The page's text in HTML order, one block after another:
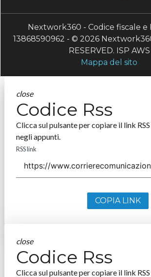
Nextwork360 - Codice fiscale e
13868590962 - © 2026
RESERVED. ISP AWS
Mappa del sito
close
Codice Rss
Clicca sul pulsante per copiare il link RSS
negli appunti.
RSS link
COPIA LINK
close
Codice Rss
Clicca sul pulsante per copiare il link RSS